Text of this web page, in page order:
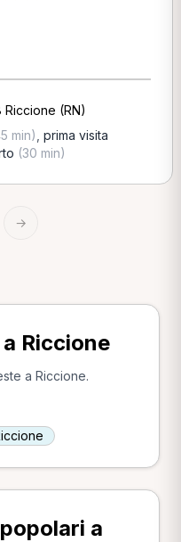
(RN)
min) prima visita
(30 min)
→
Riccione
a Riccione.
a